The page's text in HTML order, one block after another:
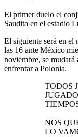
El primer duelo el
Saudita en el estadio
El siguiente será en el
las 16 ante México
noviembre, se
enfrentar a Polonia.
TODOS
NOS
LO